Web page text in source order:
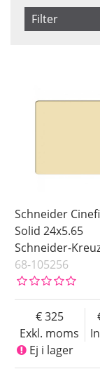
Filter
4x4
Schneider
Solid 24x5.65
Schneider-
68-105256
Exkl. moms
325
Ej i lager